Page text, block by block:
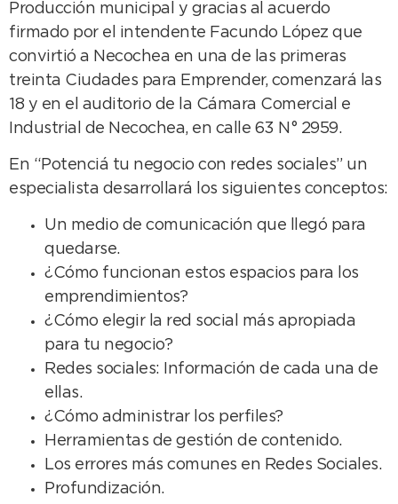
Producción municipal y gracias al acuerdo
firmado por el intendente Facundo López que
convirtió a Necochea en una de las primeras
treinta Ciudades para Emprender, comenzará las
18 y en el auditorio de la Cámara Comercial e
Industrial de Necochea, en calle 63 N° 2959.
En “Potenciá tu negocio con redes sociales” un
especialista desarrollará los siguientes conceptos:
Un medio de comunicación que llegó para
quedarse.
¿Cómo funcionan estos espacios para los
emprendimientos?
¿Cómo elegir la red social más apropiada
para tu negocio?
Redes sociales: Información de cada una de
ellas.
¿Cómo administrar los perfiles?
Herramientas de gestión de contenido.
Los errores más comunes en Redes Sociales.
Profundización.